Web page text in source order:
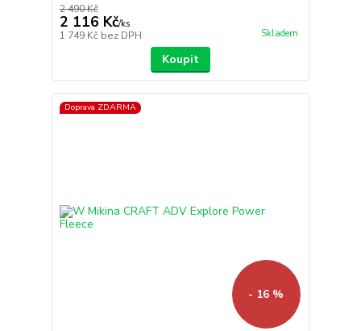
2 490 Kč
2 116 Kč/ks
1 749 Kč bez DPH Skladem
Koupit
Doprava ZDARMA
- 16 %